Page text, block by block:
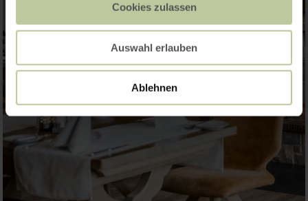
Cookies zulassen
Auswahl erlauben
Ablehnen